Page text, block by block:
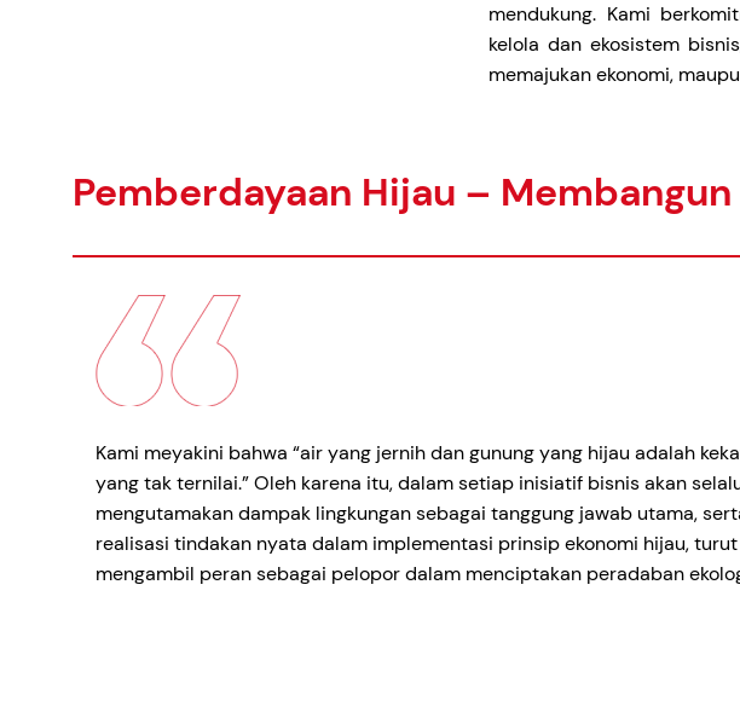
mendukung. Kami
kelola dan ekosistem
memajukan ekonomi,
Pemberdayaan Hijau –
Kami meyakini bahwa “air yang jernih dan gunung yang hijau adalah
yang tak ternilai.” Oleh karena itu, dalam setiap inisiatif bisnis akan
mengutamakan dampak lingkungan sebagai tanggung jawab utama,
realisasi tindakan nyata dalam implementasi prinsip ekonomi hijau, turut
mengambil peran sebagai pelopor dalam menciptakan peradaban